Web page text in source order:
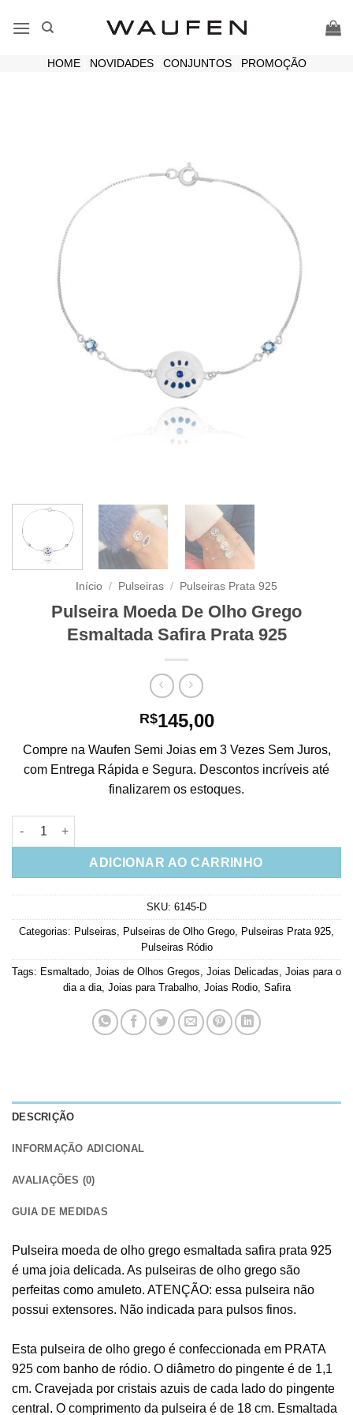
HOME| NOVIDADES| CONJUNTOS| PROMOÇÃO
Início / Pulseiras / Pulseiras Prata 925
Pulseira Moeda De Olho Grego
Esmaltada Safira Prata 925
R$145,00
Compre na Waufen Semi Joias em 3 Vezes Sem Juros,
com Entrega Rápida e Segura. Descontos incríveis até
finalizarem os estoques.
Pulseira Moeda De Olho Grego Esmaltada Safira Prata 925
ADICIONAR AO CARRINHO
SKU: 6145-D
Categorias: Pulseiras Pulseiras de Olho Grego Pulseiras Prata 925
Pulseiras Ródio
Tags: Esmaltado Joias de Olhos Gregos Joias Delicadas Joias para o
dia a dia, Joias para Trabalho, Joias Rodio, Safira
DESCRIÇÃO
INFORMAÇÃO ADICIONAL
AVALIAÇÕES (0)
GUIA DE MEDIDAS
Pulseira moeda de olho grego esmaltada safira prata 925
é uma joia delicada. As pulseiras de olho grego são
perfeitas como amuleto. ATENÇÃO: essa pulseira não
possui extensores. Não indicada para pulsos finos.
Esta pulseira de olho grego é confeccionada em PRATA
925 com banho de ródio. O diâmetro do pingente é de 1,1
cm. Cravejada por cristais azuis de cada lado do pingente
central. O comprimento da pulseira é de 18 cm. Esmaltada